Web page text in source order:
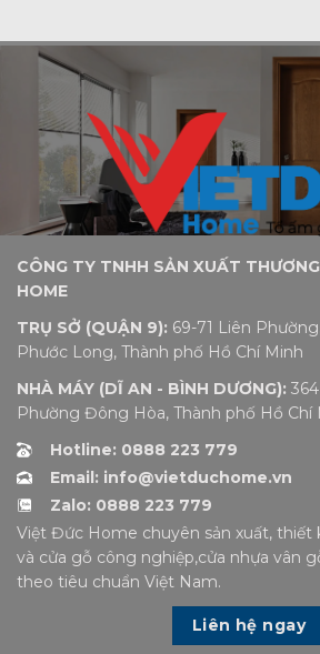
CÔNG TY TNHH SẢN XUẤT
HOME
TRỤ SỞ (QUẬN 9): 69-71 Liên
Phước Long, Thành phố Hồ Chí Minh
NHÀ MÁY (DĨ AN - BÌNH DƯƠNG):
Phường Đông Hòa, Thành phố Hồ Chí
Hotline: 0888 223 779
Email: info@vietduchome.vn
Zalo: 0888 223 779
Việt Đức Home chuyên sản xuất, thiết
và cửa gỗ công nghiệp,cửa nhựa vân
theo tiêu chuẩn Việt Nam.
Liên hệ ngay